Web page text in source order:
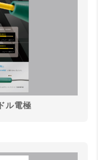
ル電極